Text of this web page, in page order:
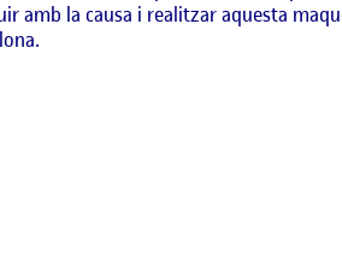
amb la causa i realitzar aquesta